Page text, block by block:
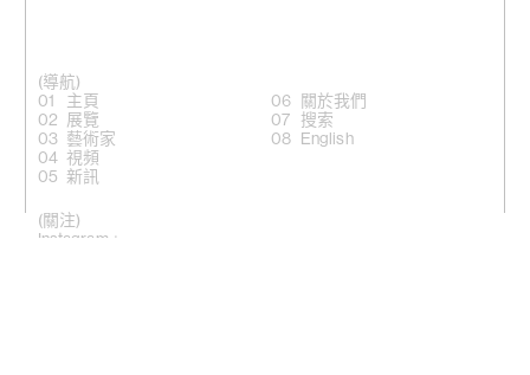
(導航)
主頁
展覽
藝術家
視頻
新訊
關於我們
搜索
English
(關注)
Instagram +